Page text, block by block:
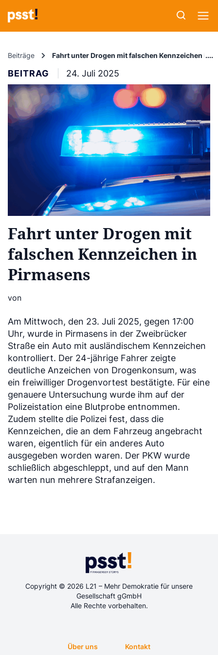
Beiträge Fahrt unter Drogen mit falschen Kennzeichen in
BEITRAG 24. Juli 2025
Fahrt unter Drogen mit
falschen Kennzeichen in
Pirmasens
von
Am Mittwoch, den 23. Juli 2025, gegen 17:00
Uhr, wurde in Pirmasens in der Zweibrücker
Straße ein Auto mit ausländischem Kennzeichen
kontrolliert. Der 24-jährige Fahrer zeigte
deutliche Anzeichen von Drogenkonsum, was
ein freiwilliger Drogenvortest bestätigte. Für eine
genauere Untersuchung wurde ihm auf der
Polizeistation eine Blutprobe entnommen.
Zudem stellte die Polizei fest, dass die
Kennzeichen, die an dem Fahrzeug angebracht
waren, eigentlich für ein anderes Auto
ausgegeben worden waren. Der PKW wurde
schließlich abgeschleppt, und auf den Mann
warten nun mehrere Strafanzeigen.
Copyright © 2026 L21 – Mehr Demokratie für unsere
Gesellschaft gGmbH
Alle Rechte vorbehalten.
Über uns Kontakt